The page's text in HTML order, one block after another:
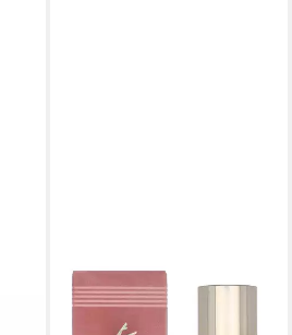
JEAN PAUL GAULTIER
Duschgel Scandal, 1-tlg., 200
ml Duschgel